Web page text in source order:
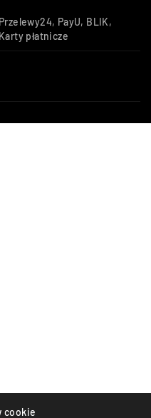
Przelewy24, PayU, BLIK,
Karty płatnicze
cookie